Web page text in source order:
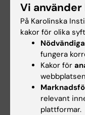
Vill du ha en
utbildning? Då
masterprogram
utbildningen på
både
Du får
nätverk med
kan ha stor
Vi
På Karolinska
kakor för olika
Nödvändiga
fungera
Kakor för
relevant
plattformar.